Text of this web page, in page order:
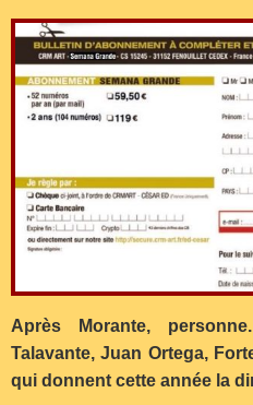
Après Morante,
Talavante, Juan Ortega,
qui donnent cette année la